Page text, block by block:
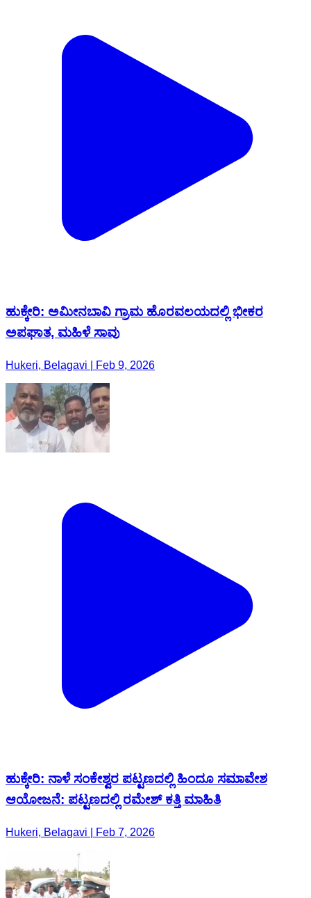
ಹುಕ್ಕೇರಿ: ಅಮೀನಬಾವಿ ಗ್ರಾಮ ಹೊರವಲಯದಲ್ಲಿ ಭೀಕರ
ಅಪಘಾತ, ಮಹಿಳೆ ಸಾವು
Hukeri, Belagavi | Feb 9, 2026
ಹುಕ್ಕೇರಿ: ನಾಳೆ ಸಂಕೇಶ್ವರ ಪಟ್ಟಣದಲ್ಲಿ ಹಿಂದೂ ಸಮಾವೇಶ
ಆಯೋಜನೆ: ಪಟ್ಟಣದಲ್ಲಿ ರಮೇಶ್ ಕತ್ತಿ ಮಾಹಿತಿ
Hukeri, Belagavi | Feb 7, 2026